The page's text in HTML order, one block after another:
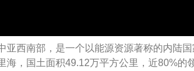
亚西南部，是一个以能源资源著称的内陆
海，国土面积49.12万平方公里，近80%的